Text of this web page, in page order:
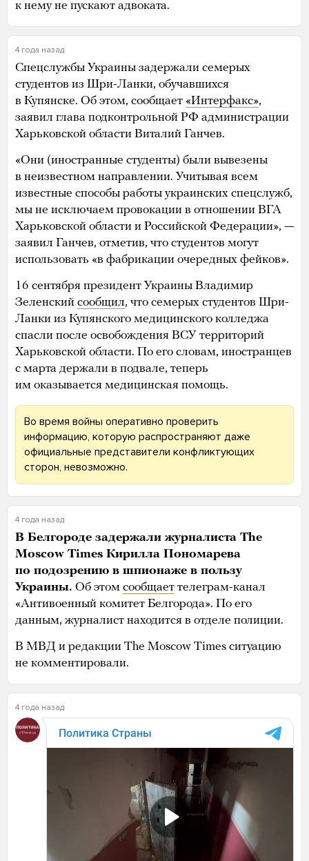
к нему не пускают адвоката.
4 года назад
Спецслужбы Украины задержали семерых
студентов из Шри-Ланки, обучавшихся
в Купянске. Об этом, сообщает «Интерфакс»,
заявил глава подконтрольной РФ администрации
Харьковской области Виталий Ганчев.
«Они (иностранные студенты) были вывезены
в неизвестном направлении. Учитывая всем
известные способы работы украинских спецслужб,
мы не исключаем провокации в отношении ВГА
Харьковской области и Российской Федерации», —
заявил Ганчев, отметив, что студентов могут
использовать «в фабрикации очередных фейков».
16 сентября президент Украины Владимир
Зеленский сообщил, что семерых студентов Шри-
Ланки из Купянского медицинского колледжа
спасли после освобождения ВСУ территорий
Харьковской области. По его словам, иностранцев
с марта держали в подвале, теперь
им оказывается медицинская помощь.
Во время войны оперативно проверить
информацию, которую распространяют даже
официальные представители конфликтующих
сторон, невозможно.
4 года назад
В Белгороде задержали журналиста The
Moscow Times Кирилла Пономарева
по подозрению в шпионаже в пользу
Украины. Об этом сообщает телеграм-канал
«Антивоенный комитет Белгорода». По его
данным, журналист находится в отделе полиции.
В МВД и редакции The Moscow Times ситуацию
не комментировали.
4 года назад